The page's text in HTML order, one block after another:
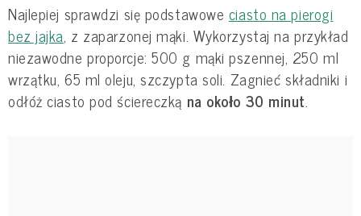
Najlepiej sprawdzi się podstawowe ciasto na pierogi
bez jajka, z zaparzonej mąki. Wykorzystaj na przykład
niezawodne proporcje: 500 g mąki pszennej, 250 ml
wrzątku, 65 ml oleju, szczypta soli. Zagnieć składniki i
odłóż ciasto pod ściereczką na około 30 minut.